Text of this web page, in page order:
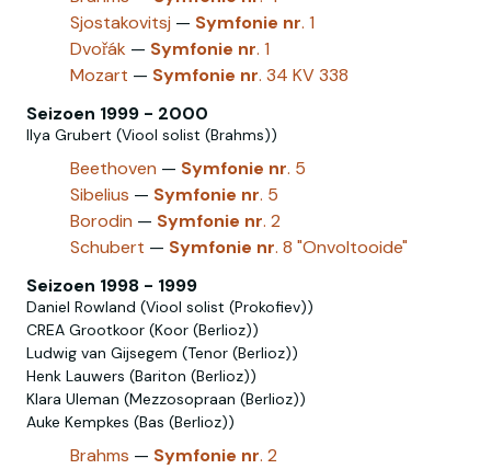
Sjostakovitsj — Symfonie nr. 1
Dvořák — Symfonie nr. 1
Mozart — Symfonie nr. 34 KV 338
Seizoen 1999 - 2000
Ilya Grubert (Viool solist (Brahms))
Beethoven — Symfonie nr. 5
Sibelius — Symfonie nr. 5
Borodin — Symfonie nr. 2
Schubert — Symfonie nr. 8 "Onvoltooide"
Seizoen 1998 - 1999
Daniel Rowland (Viool solist (Prokofiev))
CREA Grootkoor (Koor (Berlioz))
Ludwig van Gijsegem (Tenor (Berlioz))
Henk Lauwers (Bariton (Berlioz))
Klara Uleman (Mezzosopraan (Berlioz))
Auke Kempkes (Bas (Berlioz))
Brahms — Symfonie nr. 2